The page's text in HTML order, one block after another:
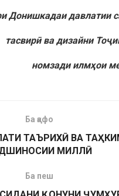
Донишкадаи давлатии
тасвирӣ ва дизайни
номзади илмҳои
Ба қафо
ТАЪРИХӢ ВА
МИЛЛӢ
Ба пеш